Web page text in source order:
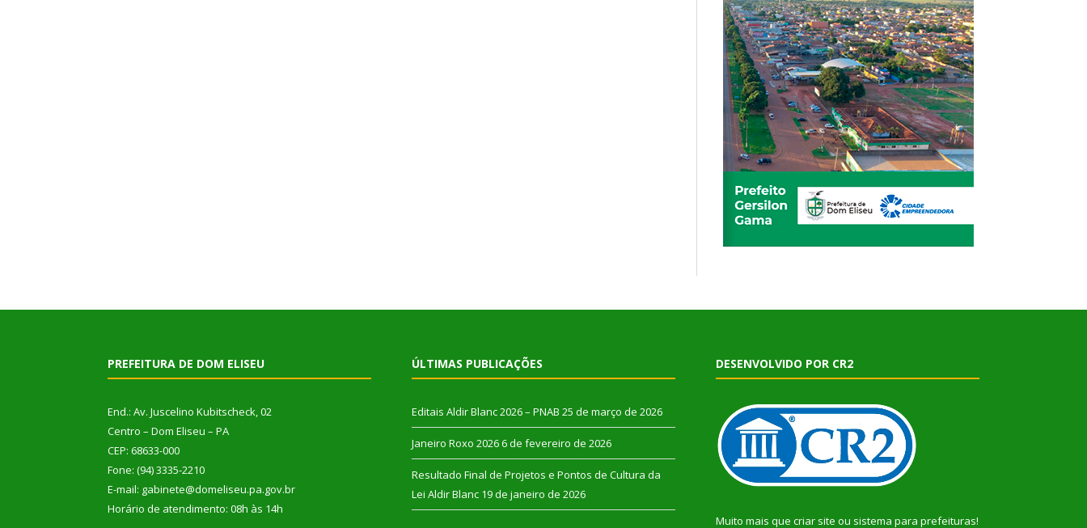
PREFEITURA DE DOM ELISEU
End.: Av. Juscelino Kubitscheck, 02
Centro – Dom Eliseu – PA
CEP: 68633-000
Fone: (94) 3335-2210
E-mail: gabinete@domeliseu.pa.gov.br
Horário de atendimento: 08h às 14h
ÚLTIMAS PUBLICAÇÕES
Editais Aldir Blanc 2026 – PNAB 25 de março de 2026
Janeiro Roxo 2026 6 de fevereiro de 2026
Resultado Final de Projetos e Pontos de Cultura da
Lei Aldir Blanc 19 de janeiro de 2026
DESENVOLVIDO POR CR2
Muito mais que criar site ou sistema para prefeituras!